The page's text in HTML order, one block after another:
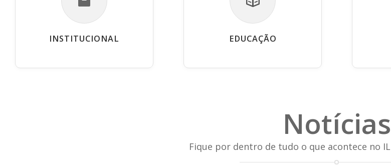
INSTITUCIONAL EDUCAÇÃO
Notícias
Fique por dentro de tudo o que acontece no